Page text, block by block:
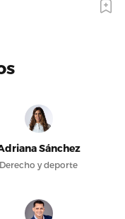
Sánchez
Derecho y deporte